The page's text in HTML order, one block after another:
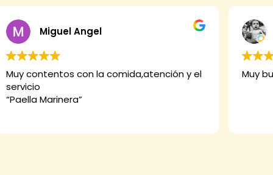
Miguel Angel
Muy contentos con la comida,atención y el
servicio
“Paella Marinera”
Muy